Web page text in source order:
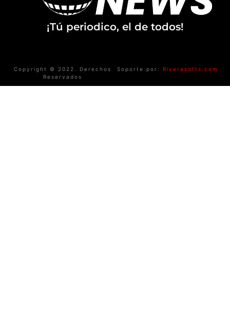
¡Tú periodico, el de todos!
Copyright © 2022. Derechos
Reservados
Soporte por: Riverasofts.com